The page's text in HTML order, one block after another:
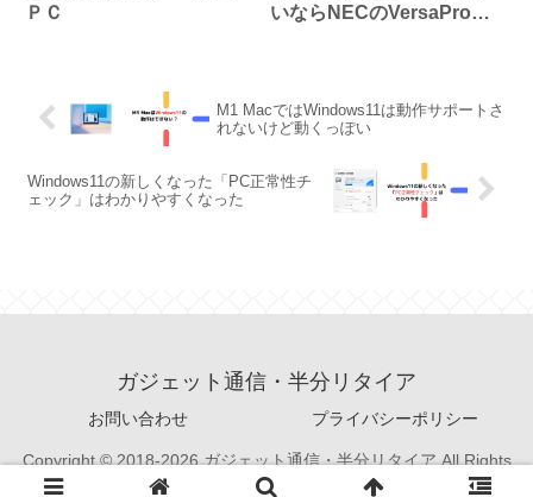
ＰＣ
いならNECのVersaProが
M1 MacではWindows11は動作サポートさ
れないけど動くっぽい
Windows11の新しくなった「PC正常性チ
ェック」はわかりやすくなった
ガジェット通信・半分リタイア
お問い合わせ プライバシーポリシー
Copyright © 2018-2026 ガジェット通信・半分リタイア All Rights
Reserved.